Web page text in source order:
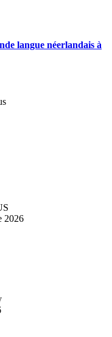
langue néerlandais à
2026